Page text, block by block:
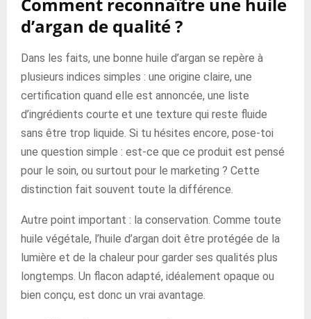
d’argan de qualité ?
Dans les faits, une bonne huile d’argan se repère à
plusieurs indices simples : une origine claire, une
certification quand elle est annoncée, une liste
d’ingrédients courte et une texture qui reste fluide
sans être trop liquide. Si tu hésites encore, pose-toi
une question simple : est-ce que ce produit est pensé
pour le soin, ou surtout pour le marketing ? Cette
distinction fait souvent toute la différence.
Autre point important : la conservation. Comme toute
huile végétale, l’huile d’argan doit être protégée de la
lumière et de la chaleur pour garder ses qualités plus
longtemps. Un flacon adapté, idéalement opaque ou
bien conçu, est donc un vrai avantage.